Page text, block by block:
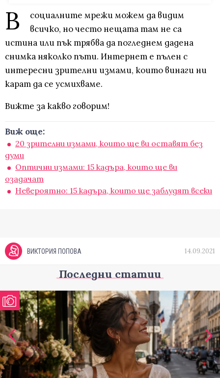
В
социалните мрежи можем да видим
всичко, но често нещата там не са
истина или пък трябва да погледнем дадена
снимка няколко пъти. Интернет е пълен с
интересни зрителни измами, които винаги ни
карат да се усмихваме.
Вижте за какво говорим!
Виж още:
20 зрителни измами, които ще ви оставят без
думи
Оптични измами: 15 кадъра, които ще ви
озадачат
Невероятно: 15 кадъра, които ще заблудят всеки
ВИКТОРИЯ ПОПОВА 14.09.2021
Последни статии